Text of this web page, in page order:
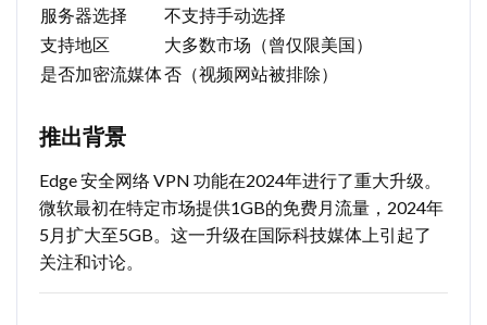
服务器选择
不支持手动选择
支持地区
大多数市场（曾仅限美国）
是否加密流媒体否（视频网站被排除）
推出背景
Edge 安全网络 VPN 功能在2024年进行了重大升级。
微软最初在特定市场提供1GB的免费月流量，2024年
5月扩大至5GB。这一升级在国际科技媒体上引起了
关注和讨论。